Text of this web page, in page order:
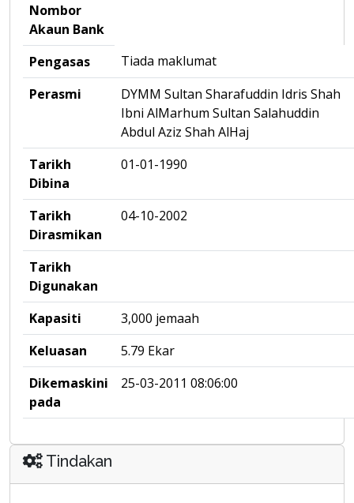
Nombor
Akaun Bank
Pengasas
Tiada maklumat
Perasmi
DYMM Sultan Sharafuddin Idris Shah
Ibni AlMarhum Sultan Salahuddin
Abdul Aziz Shah AlHaj
Tarikh
Dibina
01-01-1990
Tarikh
Dirasmikan
04-10-2002
Tarikh
Digunakan
Kapasiti
3,000 jemaah
Keluasan
5.79 Ekar
Dikemaskini
pada
25-03-2011 08:06:00
Tindakan